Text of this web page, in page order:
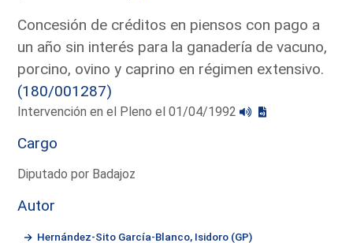
Concesión de créditos en piensos con pago a
un año sin interés para la ganadería de vacuno,
porcino, ovino y caprino en régimen extensivo.
(180/001287)
Intervención en el Pleno el 01/04/1992
Cargo
Diputado por Badajoz
Autor
Hernández-Sito García-Blanco, Isidoro (GP)